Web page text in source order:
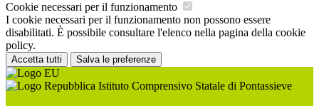
Cookie necessari per il funzionamento
I cookie necessari per il funzionamento non possono essere
disabilitati. È possibile consultare l'elenco nella pagina della cookie
policy.
Accetta tutti Salva le preferenze
Istituto Comprensivo Statale di Pontassieve